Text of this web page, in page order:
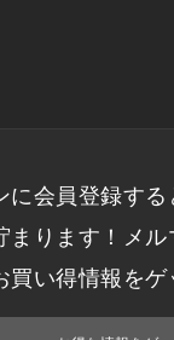
に会員登録す
まります！メ
い得情報をゲ